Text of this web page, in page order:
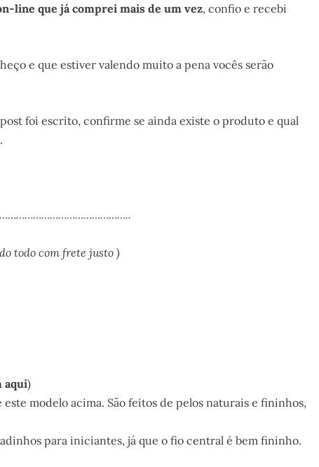
line que já comprei mais de um vez, confio e recebi
e que estiver valendo muito a pena vocês serão
foi escrito, confirme se ainda existe o produto e qual
todo com frete justo )
aqui)
modelo acima. São feitos de pelos naturais e fininhos,
para iniciantes, já que o fio central é bem fininho.